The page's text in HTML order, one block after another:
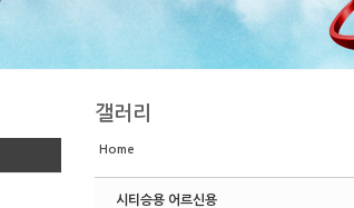
갤러리
Home
시티승용 어르신용